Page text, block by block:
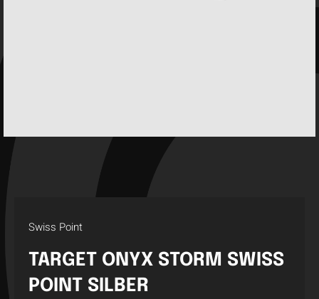
Swiss Point
TARGET ONYX STORM SWISS
POINT SILBER